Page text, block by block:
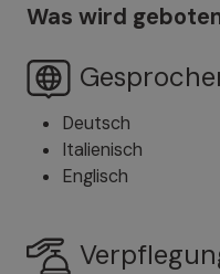
Was wird
Deutsch
Italienisch
Englisch